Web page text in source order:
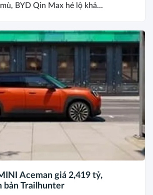
BYD Qin Max hé lộ khả...
Aceman giá 2,419 tỷ,
bản Trailhunter